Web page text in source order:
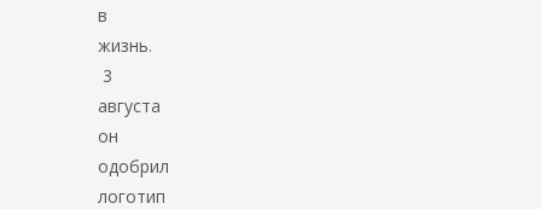
в
жизнь.
3
августа
он
одобрил
логотип